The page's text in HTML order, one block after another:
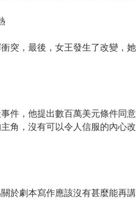
突，最後，女王發生了改變，
件，他提出數百萬美元條件
角，沒有可以令人信服的內心改
於劇本寫作應該沒有甚麼能再